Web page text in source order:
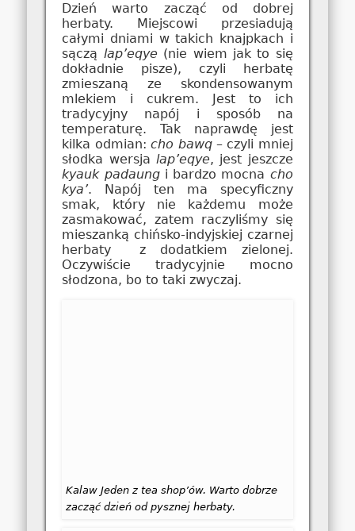
Dzień warto zacząć od dobrej
herbaty. Miejscowi przesiadują
całymi dniami w takich knajpkach i
sączą lap’eqye(nie wiem jak to się
dokładnie pisze), czyli herbatę
zmieszaną ze skondensowanym
mlekiem i cukrem. Jest to ich
tradycyjny napój i sposób na
temperaturę. Tak naprawdę jest
kilka odmian:cho bawq– czyli mniej
słodka wersja lap’eqye, jest jeszcze
kyauk padaungi bardzo mocna cho
kya’. Napój ten ma specyficzny
smak, który nie każdemu może
zasmakować, zatem raczyliśmy się
mieszanką chińsko-indyjskiej czarnej
herbaty z dodatkiem zielonej.
Oczywiście tradycyjnie mocno
słodzona, bo to taki zwyczaj.
Kalaw Jeden z tea shop’ów. Warto dobrze
zacząć dzień od pysznej herbaty.